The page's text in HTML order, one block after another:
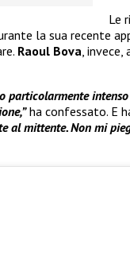
Le
la sua recente
Raoul Bova, invece,
particolarmente
ha confessato. E
al mittente. Non mi